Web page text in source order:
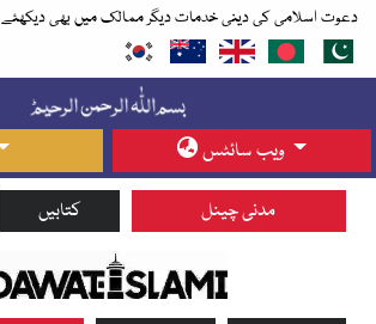
دعوت اسلامی کی دینی خدمات دیگر ممالک میں بھی دیکھئے
ویب سائٹس
کتابیں مدنی چینل